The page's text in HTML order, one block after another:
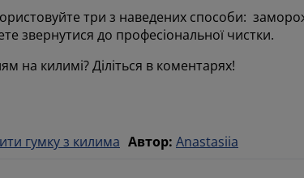
три з наведених способи:
звернутися до професіональної чистки.
на килимі? Діліться в коментарях!
гумку з килима Автор: Anastasiia